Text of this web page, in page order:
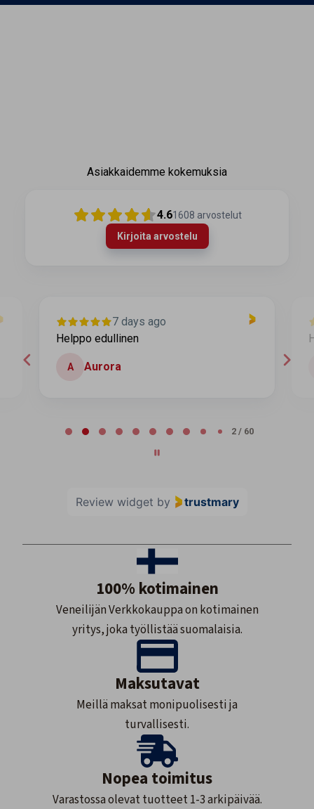
Asiakkaidemme kokemuksia
4.61608 arvostelut
Kirjoita arvostelu
7 days ago
Helppo edullinen
A Aurora
2 / 60
Review widget by trustmary
100% kotimainen
Veneilijän Verkkokauppa on kotimainen
yritys, joka työllistää suomalaisia.
Maksutavat
Meillä maksat monipuolisesti ja
turvallisesti.
Nopea toimitus
Varastossa olevat tuotteet 1-3 arkipäivää.